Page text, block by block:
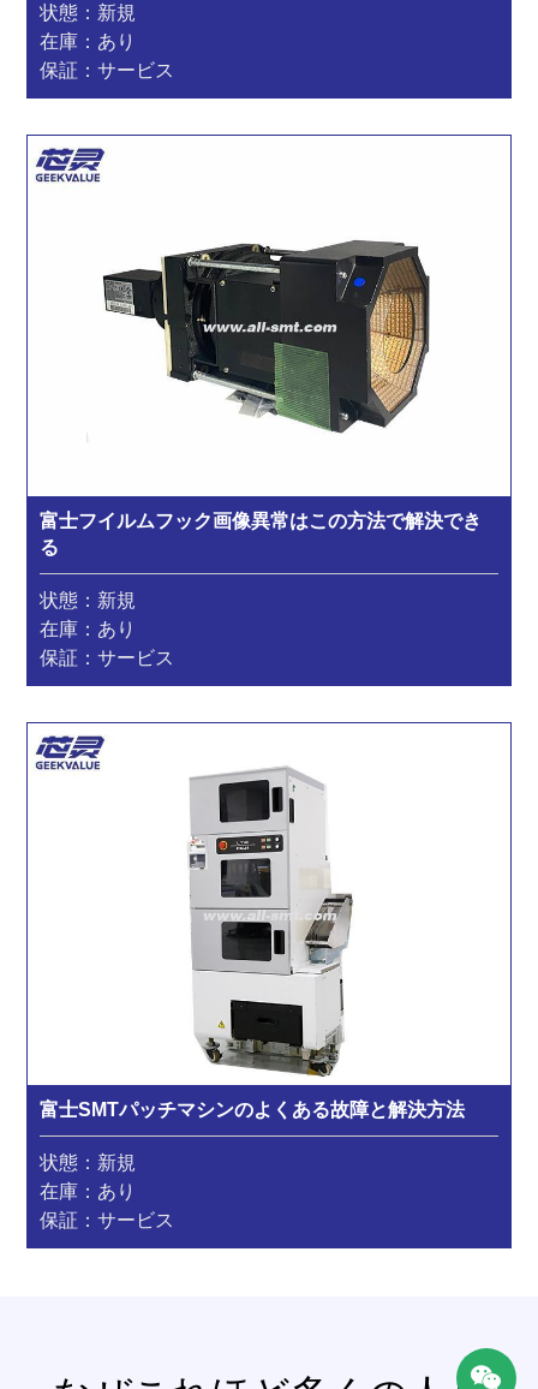
状態：新規
在庫：あり
保証：サービス
富士フイルムフック画像異常はこの方法で解決でき
る
状態：新規
在庫：あり
保証：サービス
富士SMTパッチマシンのよくある故障と解決方法
状態：新規
在庫：あり
保証：サービス